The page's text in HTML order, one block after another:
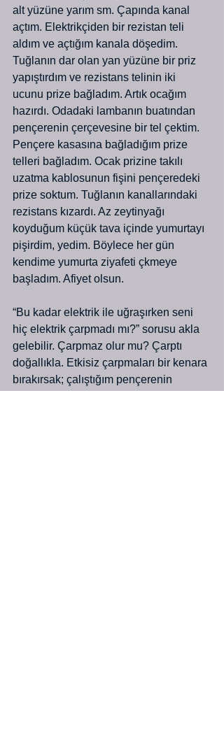
alt yüzüne yarım sm. Çapında kanal
açtım. Elektrikçiden bir rezistan teli
aldım ve açtığım kanala döşedim.
Tuğlanın dar olan yan yüzüne bir priz
yapıştırdım ve rezistans telinin iki
ucunu prize bağladım. Artık ocağım
hazırdı. Odadaki lambanın buatından
pençerenin çerçevesine bir tel çektim.
Pençere kasasına bağladığım prize
telleri bağladım. Ocak prizine takılı
uzatma kablosunun fişini pençeredeki
prize soktum. Tuğlanın kanallarındaki
rezistans kızardı. Az zeytinyağı
koyduğum küçük tava içinde yumurtayı
pişirdim, yedim. Böylece her gün
kendime yumurta ziyafeti çkmeye
başladım. Afiyet olsun.
“Bu kadar elektrik ile uğraşırken seni
hiç elektrik çarpmadı mı?” sorusu akla
gelebilir. Çarpmaz olur mu? Çarptı
doğallıkla. Etkisiz çarpmaları bir kenara
bırakırsak; çalıştığım pençerenin